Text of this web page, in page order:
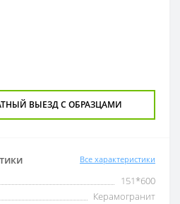
ВЫЕЗД С ОБРАЗЦАМИ
Все характеристики
151*600
Керамогранит